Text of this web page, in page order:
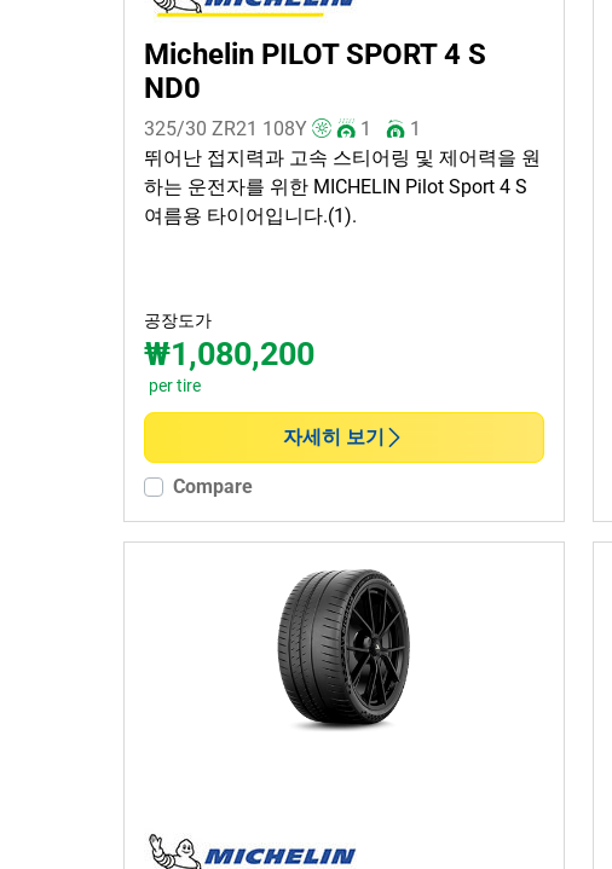
Michelin PILOT SPORT 4 S
ND0
325/30 ZR21 108Y 1
1
뛰어난 접지력과 고속 스티어링 및 제어력을 원
하는 운전자를 위한 MICHELIN Pilot Sport 4 S
여름용 타이어입니다.(1).
공장도가
₩1,080,200
per tire
자세히 보기
Compare